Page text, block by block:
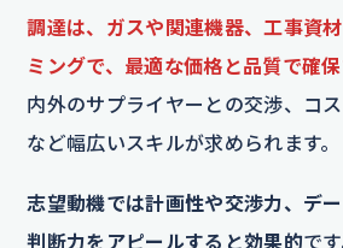
調達は、ガスや関連機器、工事資
ミングで、最適な価格と品質で確
内外のサプライヤーとの交渉、コ
など幅広いスキルが求められます。
志望動機では計画性や交渉力、デ
判断力をアピールすると効果的です